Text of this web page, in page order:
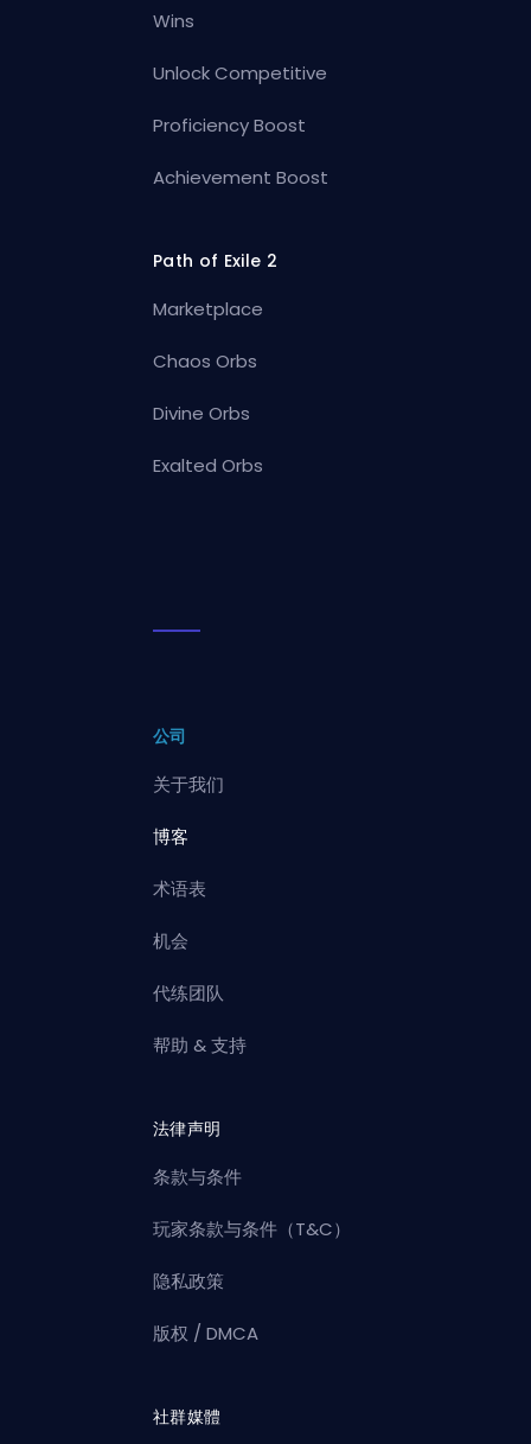
Wins
Unlock Competitive
Proficiency Boost
Achievement Boost
Path of Exile 2
Marketplace
Chaos Orbs
Divine Orbs
Exalted Orbs
公司
关于我们
博客
术语表
机会
代练团队
帮助 & 支持
法律声明
条款与条件
玩家条款与条件（T&C）
隐私政策
版权 / DMCA
社群媒體